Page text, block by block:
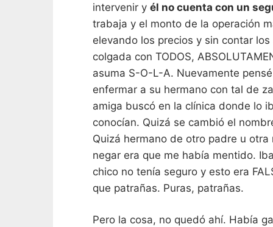
intervenir y él no cuenta con un
trabaja y el monto de la operación
elevando los precios y sin contar
colgada con TODOS,
asuma S-O-L-A. Nuevamente
enfermar a su hermano con tal de
amiga buscó en la clínica donde lo
conocían. Quizá se cambió el
Quizá hermano de otro padre u
negar era que me había mentido.
chico no tenía seguro y esto era
que patrañas. Puras, patrañas.
Pero la cosa, no quedó ahí. Había